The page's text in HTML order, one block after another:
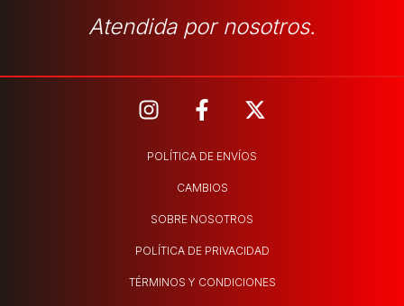
Atendida por nosotros.
POLÍTICA DE ENVÍOS
CAMBIOS
SOBRE NOSOTROS
POLÍTICA DE PRIVACIDAD
TÉRMINOS Y CONDICIONES